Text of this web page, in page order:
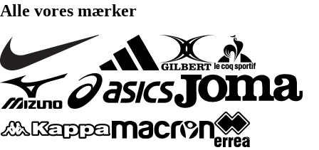
Alle vores mærker